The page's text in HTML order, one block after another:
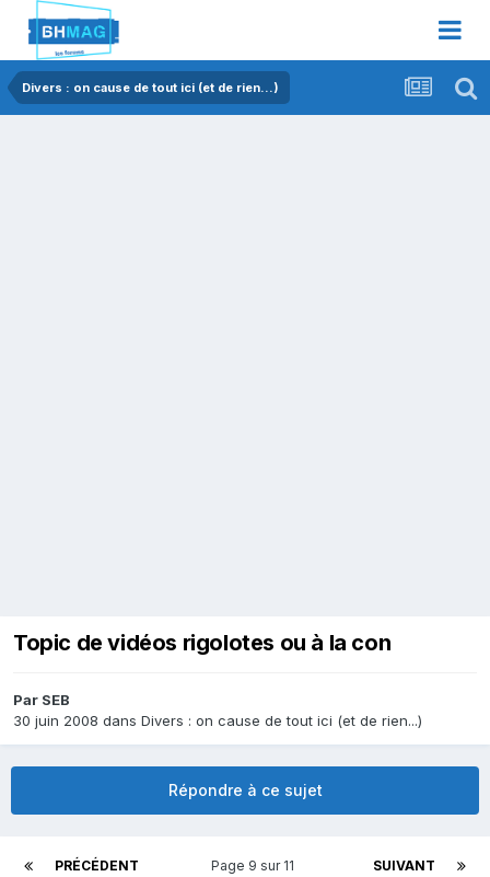
Divers : on cause de tout ici (et de rien...)
Topic de vidéos rigolotes ou à la con
Par SEB
30 juin 2008 dans Divers : on cause de tout ici (et de rien...)
Répondre à ce sujet
PRÉCÉDENT SUIVANT
Page 9 sur 11